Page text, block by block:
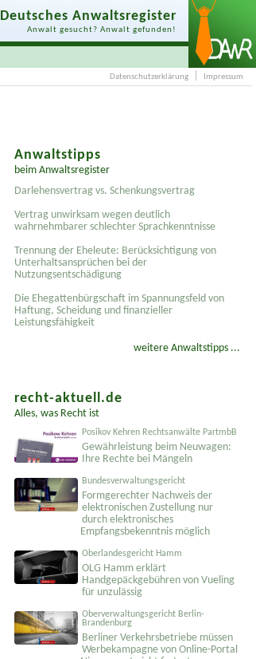
Deutsches Anwaltsregister
Anwalt gesucht? Anwalt gefunden!
Datenschutzerklärung Impressum
Anwaltstipps
beim Anwaltsregister
Darlehensvertrag vs. Schenkungsvertrag
Vertrag unwirksam wegen deutlich
wahrnehmbarer schlechter Sprachkenntnisse
Trennung der Eheleute: Berücksichtigung von
Unterhaltsansprüchen bei der
Nutzungsentschädigung
Die Ehegattenbürgschaft im Spannungsfeld von
Haftung, Scheidung und finanzieller
Leistungsfähigkeit
weitere Anwaltstipps ...
recht-aktuell.de
Alles, was Recht ist
Posikov Kehren Rechtsanwälte PartmbB
Gewährleistung beim Neuwagen:
Ihre Rechte bei Mängeln
Bundesverwaltungsgericht
Formgerechter Nachweis der
elektronischen Zustellung nur
durch elektronisches
Empfangsbekenntnis möglich
Oberlandesgericht Hamm
OLG Hamm erklärt
Handgepäckgebühren von Vueling
für unzulässig
Oberverwaltungsgericht Berlin-
Brandenburg
Berliner Verkehrsbetriebe müssen
Werbekampagne von Online-Portal